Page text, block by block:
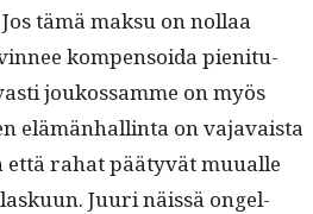
tämä mak­su on nol­laa
kom­pen­soi­da pien­i­t­u­
joukos­samme on myös
elämän­hallinta on vajavaista
että rahat pää­tyvät muualle
Juuri näis­sä ongel­